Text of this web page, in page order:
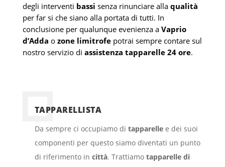
degli interventi bassi senza rinunciare alla qualità
per far si che siano alla portata di tutti. In
conclusione per qualunque evenienza a Vaprio
d’Adda o zone limitrofepotrai sempre contare sul
nostro servizio di assistenza tapparelle 24 ore.
TAPPARELLISTA
Da sempre ci occupiamo di tapparellee dei suoi
componenti per questo siamo diventati un punto
di riferimento in città. Trattiamotapparelle di